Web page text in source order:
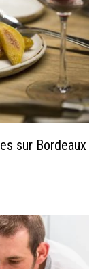
sur Bordeaux